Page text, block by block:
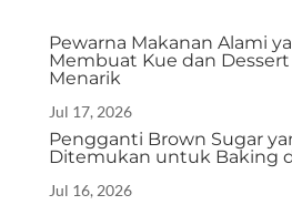
Pewarna Makanan Alami
Membuat Kue dan
Menarik
Jul 17, 2026
Pengganti Brown Sugar
Ditemukan untuk Baking
Jul 16, 2026